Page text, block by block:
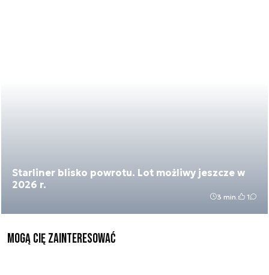
Starliner blisko powrotu. Lot możliwy jeszcze w
2026 r.
3 min. 1
Mogą Cię zainteresować